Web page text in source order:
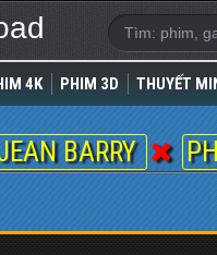
4K PHIM 3D THUYẾT
BARRY